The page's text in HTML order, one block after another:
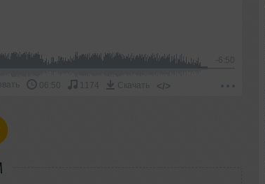
-6:50
06:50 1174 Скачать </>